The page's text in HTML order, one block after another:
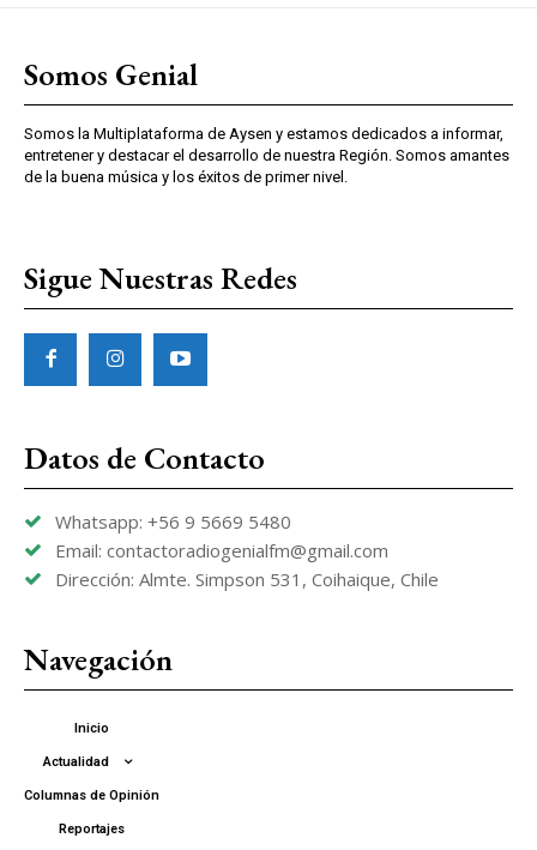
Somos Genial
Somos la Multiplataforma de Aysen y estamos dedicados a informar,
entretener y destacar el desarrollo de nuestra Región. Somos amantes
de la buena música y los éxitos de primer nivel.
Sigue Nuestras Redes
Datos de Contacto
Whatsapp: +56 9 5669 5480
Email: contactoradiogenialfm@gmail.com
Dirección: Almte. Simpson 531, Coihaique, Chile
Navegación
Inicio
Actualidad
Columnas de Opinión
Reportajes